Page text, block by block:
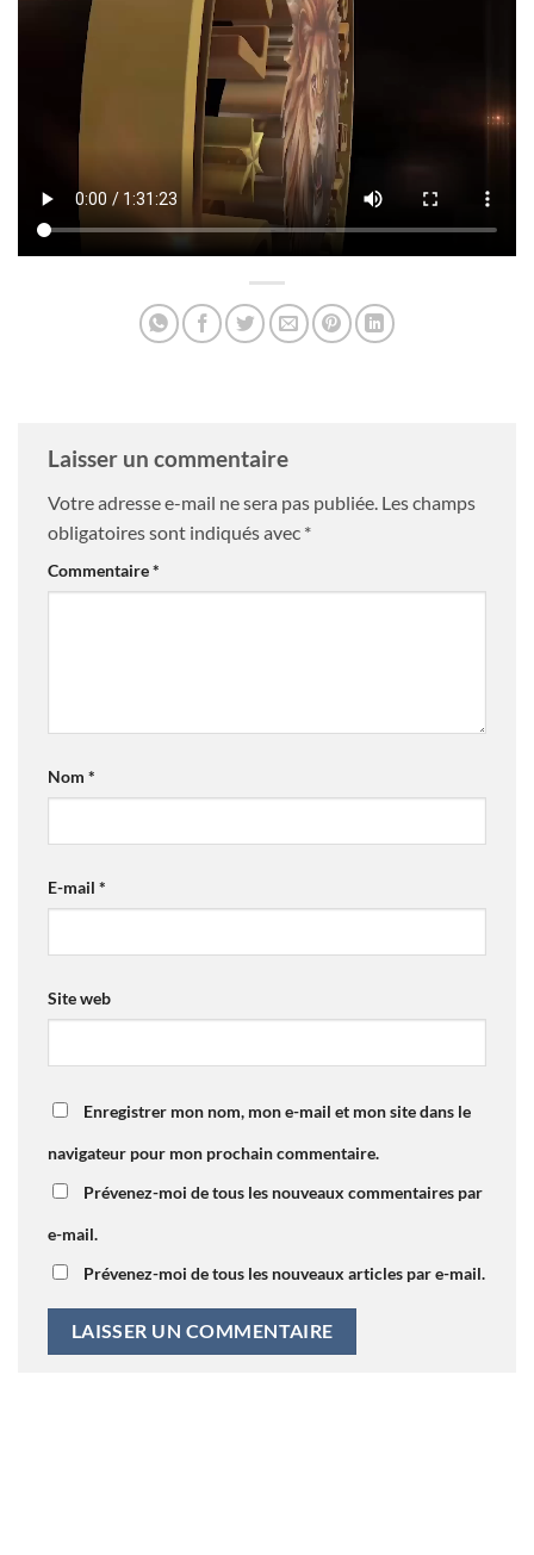
Laisser un commentaire
Votre adresse e-mail ne sera pas publiée. Les champs
obligatoires sont indiqués avec *
Commentaire*
Nom *
E-mail *
Site web
Enregistrer mon nom, mon e-mail et mon site dans le
navigateur pour mon prochain commentaire.
Prévenez-moi de tous les nouveaux commentaires par
e-mail.
Prévenez-moi de tous les nouveaux articles par e-mail.